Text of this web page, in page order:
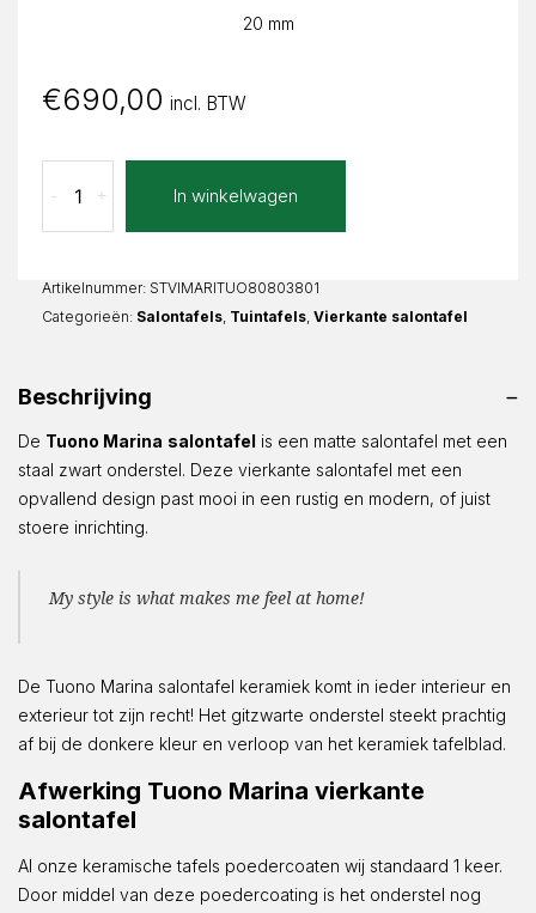
20 mm
€690,00 incl. BTW
Marina
Vierkant
+
- In winkelwagen
Artikelnummer: STVIMARITUO80803801
Categorieën: Salontafels Tuintafels Vierkante salontafel
Beschrijving
De Tuono Marina salontafel is een matte salontafel met een
staal zwart onderstel. Deze vierkante salontafel met een
opvallend design past mooi in een rustig en modern, of juist
stoere inrichting.
My style is what makes me feel at home!
De Tuono Marina salontafel keramiek komt in ieder interieur en
exterieur tot zijn recht! Het gitzwarte onderstel steekt prachtig
af bij de donkere kleur en verloop van het keramiek tafelblad.
Afwerking Tuono Marina vierkante
salontafel
Al onze keramische tafels poedercoaten wij standaard 1 keer.
Door middel van deze poedercoating is het onderstel nog